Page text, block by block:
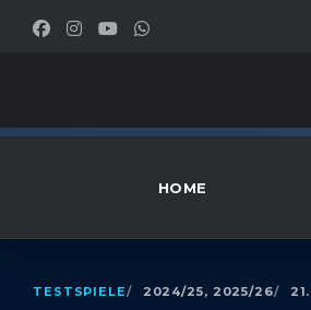
HOME
TESTSPIELE 2024/25, 2025/26